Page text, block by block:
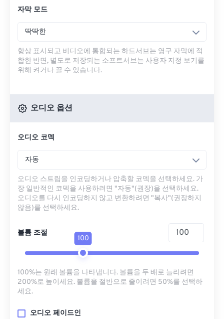
자막 모드
딱딱한
항상 표시되고 비디오에 통합되는 하드서브는 영구 자막에 적
합한 반면, 별도로 저장되는 소프트서브는 사용자 지정 보기를
위해 켜거나 끌 수 있습니다.
오디오 옵션
오디오 코덱
자동
오디오 스트림을 인코딩하거나 압축할 코덱을 선택하세요. 가
장 일반적인 코덱을 사용하려면 "자동"(권장)을 선택하세요.
오디오를 다시 인코딩하지 않고 변환하려면 "복사"(권장하지
않음)를 선택하세요.
볼륨 조절
100
100%는 원래 볼륨을 나타냅니다. 볼륨을 두 배로 늘리려면
200%로 높이세요. 볼륨을 절반으로 줄이려면 50%를 선택하
세요.
오디오 페이드인